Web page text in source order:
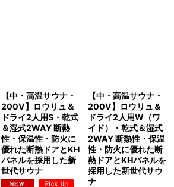
【中・高温サウナ・
200V】ロウリュ＆
ドライ2人用S・乾式
＆湿式2WAY 断熱
性・保温性・防火に
優れた断熱ドアとKH
パネルを採用した新
世代サウナ
【中・高温サウナ・
200V】ロウリュ＆
ドライ2人用W（ワ
イド）・乾式＆湿式
2WAY 断熱性・保温
性・防火に優れた断
熱ドアとKHパネルを
採用した新世代サウ
ナ